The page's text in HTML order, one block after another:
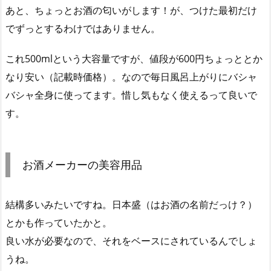
あと、ちょっとお酒の匂いがします！が、つけた最初だけ
でずっとするわけではありません。
これ500mlという大容量ですが、値段が600円ちょっととか
なり安い（記載時価格）。なので毎日風呂上がりにバシャ
バシャ全身に使ってます。惜し気もなく使えるって良いで
す。
お酒メーカーの美容用品
結構多いみたいですね。日本盛（はお酒の名前だっけ？）
とかも作っていたかと。
良い水が必要なので、それをベースにされているんでしょ
うね。